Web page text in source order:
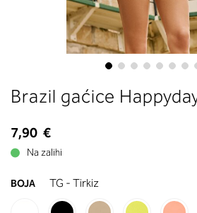
to
beginning
the
images
gallery
Brazil gaćice
7,90 €
Na zalihi
BOJA TG - Tirkiz
boste
ustreza
stolpcu,